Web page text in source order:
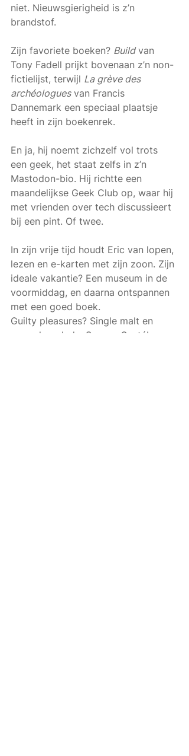
niet. Nieuwsgierigheid is z’n
brandstof.
Zijn favoriete boeken? Build van
Tony Fadell prijkt bovenaan z’n non-
fictielijst, terwijl La grève des
archéologues van Francis
Dannemark een speciaal plaatsje
heeft in zijn boekenrek.
En ja, hij noemt zichzelf vol trots
een geek, het staat zelfs in z’n
Mastodon-bio. Hij richtte een
maandelijkse Geek Club op, waar hij
met vrienden over tech discussieert
bij een pint. Of twee.
In zijn vrije tijd houdt Eric van lopen,
lezen en e-karten met zijn zoon. Zijn
ideale vakantie? Een museum in de
voormiddag, en daarna ontspannen
met een goed boek.
Guilty pleasures? Single malt en
pure chocolade. Samen. Santé!